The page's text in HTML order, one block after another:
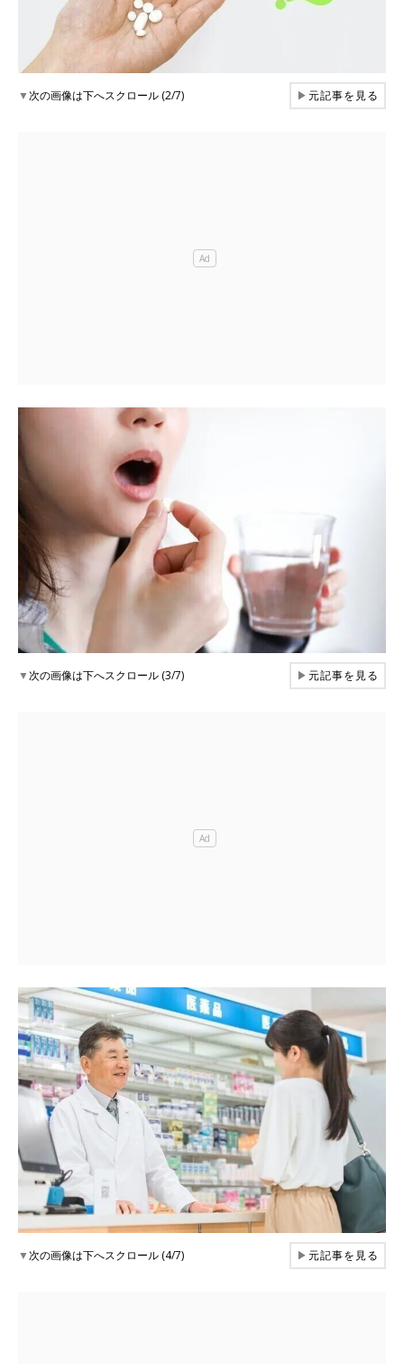
▼次の画像は下へスクロール (2/7) ▶元記事を見る
▼次の画像は下へスクロール (3/7) ▶元記事を見る
▼次の画像は下へスクロール (4/7) ▶元記事を見る